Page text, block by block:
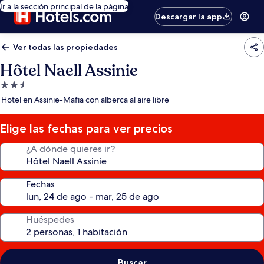
Ir a la sección principal de la página
Descargar la app
Ver todas las propiedades
Hôtel Naell Assinie
Propiedad
de
estrellas
Hotel en Assinie-Mafia con alberca al aire libre
Elige las fechas para ver precios
¿A dónde quieres ir?
Fechas
Huéspedes